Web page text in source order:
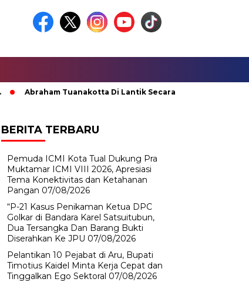
Abraham Tuanakotta Di Lantik Secara Adat; Pj Bupati
BERITA TERBARU
Pemuda ICMI Kota Tual Dukung Pra
Muktamar ICMI VIII 2026, Apresiasi
Tema Konektivitas dan Ketahanan
Pangan 07/08/2026
“P-21 Kasus Penikaman Ketua DPC
Golkar di Bandara Karel Satsuitubun,
Dua Tersangka Dan Barang Bukti
Diserahkan Ke JPU 07/08/2026
Pelantikan 10 Pejabat di Aru, Bupati
Timotius Kaidel Minta Kerja Cepat dan
Tinggalkan Ego Sektoral 07/08/2026